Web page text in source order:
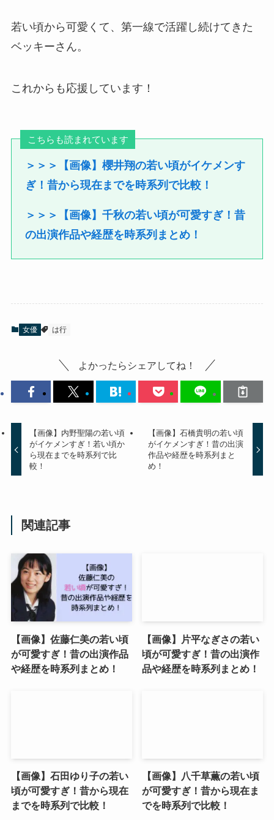
若い頃から可愛くて、第一線で活躍し続けてきた
ベッキーさん。
これからも応援しています！
こちらも読まれています
＞＞＞【画像】櫻井翔の若い頃がイケメンす
ぎ！昔から現在までを時系列で比較！
＞＞＞【画像】千秋の若い頃が可愛すぎ！昔
の出演作品や経歴を時系列まとめ！
女優 は行
よかったらシェアしてね！
【画像】内野聖陽の若い頃
がイケメンすぎ！若い頃か
ら現在までを時系列で比
較！
【画像】石橋貴明の若い頃
がイケメンすぎ！昔の出演
作品や経歴を時系列まと
め！
関連記事
【画像】佐藤仁美の若い頃
が可愛すぎ！昔の出演作品
や経歴を時系列まとめ！
【画像】片平なぎさの若い
頃が可愛すぎ！昔の出演作
品や経歴を時系列まとめ！
【画像】石田ゆり子の若い
頃が可愛すぎ！昔から現在
までを時系列で比較！
【画像】八千草薫の若い頃
が可愛すぎ！昔から現在ま
でを時系列で比較！